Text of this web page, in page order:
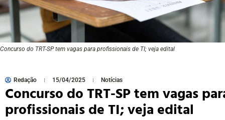
Concurso do TRT-SP tem vagas para profissionais de TI; veja edital
Redação 15/04/2025 Notícias
Concurso do TRT-SP tem vagas
profissionais de TI; veja edital